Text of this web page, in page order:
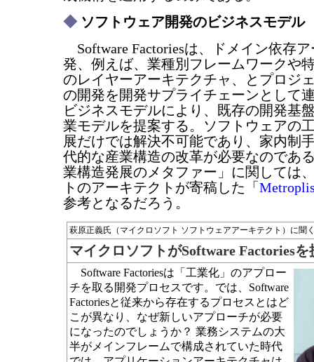
◆ ソフトウェア開発のビジネスモデル
Software Factoriesは、ドメイン依存
発、例えば、業種別フレームワークや
のレイヤーアーキテクチャ、とプロジ
の開発を開発サプライチェーンとして
ビジネスモデルにより、既存の開発基
業モデルを提案する。ソフトウェアの
展だけでは解決不可能であり、家内制
代的な産業構造の改革が必要なのであ
業構造発展のメタファー」に関しては
トのアーキテクトが寄稿した「
参考となるだろう。
萩原正義氏（マイクロソフト ソフトウェアアーキテクト）に聞
マイクロソフトがSoftware Factories
Software Factoriesは「工業化」のアプロー
チを取る開発プロセスです。では、Software
Factoriesと従来から存在するプロセスとはど
こが異なり、なぜ新しいアプローチが必要
になったのでしょうか？ 業務システムの大
半がメインフレームで構成されていた時代